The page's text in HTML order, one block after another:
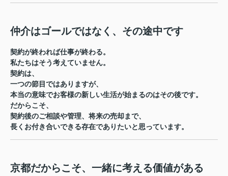
仲介はゴールではなく、その途中です
契約が終われば仕事が終わる。
私たちはそう考えていません。
契約は、
一つの節目ではありますが、
本当の意味でお客様の新しい生活が始まるのはその後です。
だからこそ、
契約後のご相談や管理、将来の売却まで、
長くお付き合いできる存在でありたいと思っています。
京都だからこそ、一緒に考える価値がある